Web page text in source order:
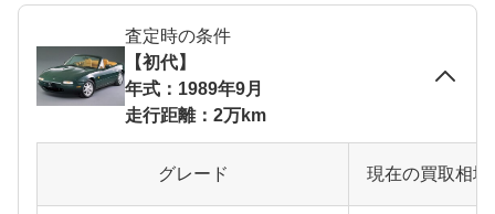
査定時の条件
【初代】
年式：1989年9月
走行距離：2万km
グレード 現在の買取相